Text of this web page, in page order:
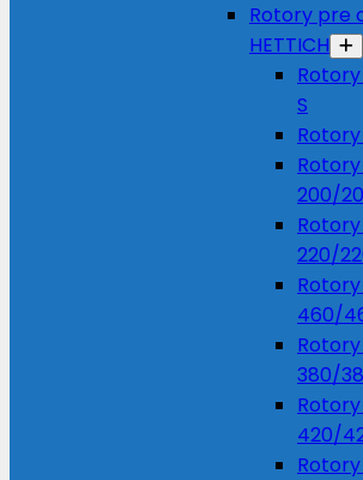
Rotory pre
HETTICH
S
Rotory
200/
220/
460/
380/
420/
Rotory